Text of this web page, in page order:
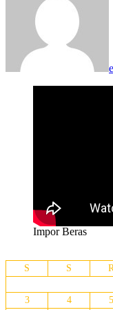
Impor Beras
S
S
3
4 5